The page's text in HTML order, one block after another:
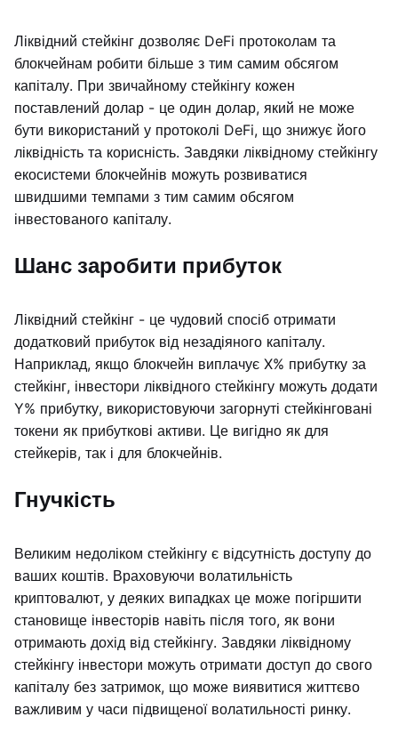
Ліквідний стейкінг дозволяє DeFi протоколам та
блокчейнам робити більше з тим самим обсягом
капіталу. При звичайному стейкінгу кожен
поставлений долар - це один долар, який не може
бути використаний у протоколі DeFi, що знижує його
ліквідність та корисність. Завдяки ліквідному стейкінгу
екосистеми блокчейнів можуть розвиватися
швидшими темпами з тим самим обсягом
інвестованого капіталу.
Шанс заробити прибуток
Ліквідний стейкінг - це чудовий спосіб отримати
додатковий прибуток від незадіяного капіталу.
Наприклад, якщо блокчейн виплачує X% прибутку за
стейкінг, інвестори ліквідного стейкінгу можуть додати
Y% прибутку, використовуючи загорнуті стейкінговані
токени як прибуткові активи. Це вигідно як для
стейкерів, так і для блокчейнів.
Гнучкість
Великим недоліком стейкінгу є відсутність доступу до
ваших коштів. Враховуючи волатильність
криптовалют, у деяких випадках це може погіршити
становище інвесторів навіть після того, як вони
отримають дохід від стейкінгу. Завдяки ліквідному
стейкінгу інвестори можуть отримати доступ до свого
капіталу без затримок, що може виявитися життєво
важливим у часи підвищеної волатильності ринку.